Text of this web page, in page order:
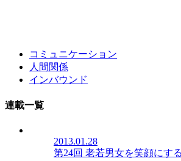
コミュニケーション
人間関係
インバウンド
連載一覧
2013.01.28
第24回 老若男女を笑顔にす